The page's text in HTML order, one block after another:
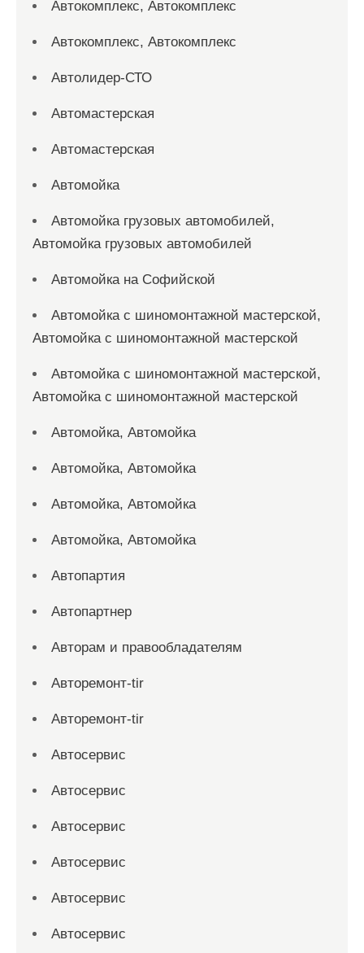
Автокомплекс, Автокомплекс
Автокомплекс, Автокомплекс
Автолидер-СТО
Автомастерская
Автомастерская
Автомойка
Автомойка грузовых автомобилей,
Автомойка грузовых автомобилей
Автомойка на Софийской
Автомойка с шиномонтажной мастерской,
Автомойка с шиномонтажной мастерской
Автомойка с шиномонтажной мастерской,
Автомойка с шиномонтажной мастерской
Автомойка, Автомойка
Автомойка, Автомойка
Автомойка, Автомойка
Автомойка, Автомойка
Автопартия
Автопартнер
Авторам и правообладателям
Авторемонт-tir
Авторемонт-tir
Автосервис
Автосервис
Автосервис
Автосервис
Автосервис
Автосервис